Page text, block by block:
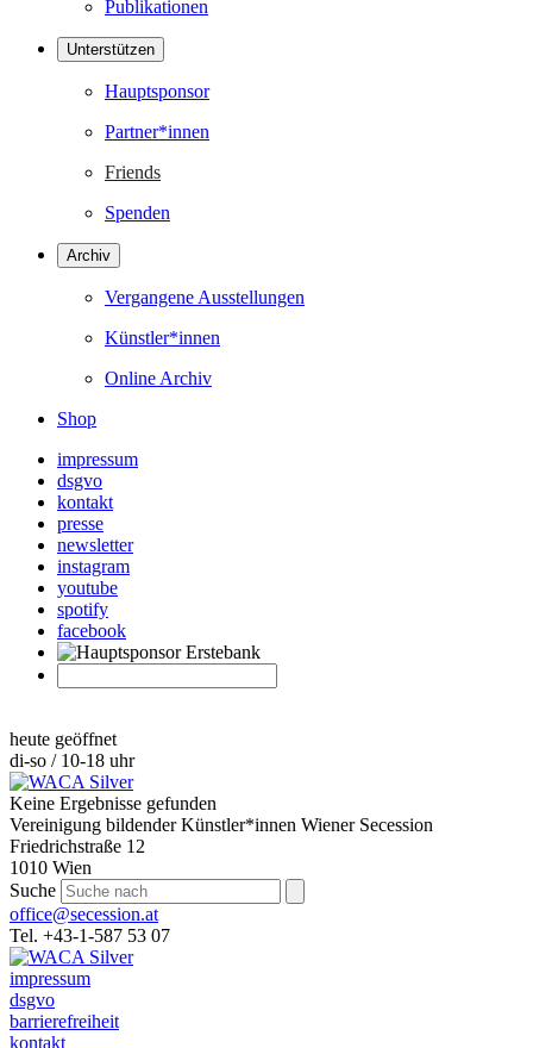
Publikationen
Unterstützen
Hauptsponsor
Partner*innen
Friends
Spenden
Archiv
Vergangene Ausstellungen
Künstler*innen
Online Archiv
Shop
impressum
dsgvo
kontakt
presse
newsletter
instagram
youtube
spotify
facebook
heute geöffnet
di-so / 10-18 uhr
Keine Ergebnisse gefunden
Vereinigung bildender Künstler*innen Wiener Secession
Friedrichstraße 12
1010 Wien
Suche
office@secession.at
Tel. +43-1-587 53 07
impressum
dsgvo
barrierefreiheit
kontakt